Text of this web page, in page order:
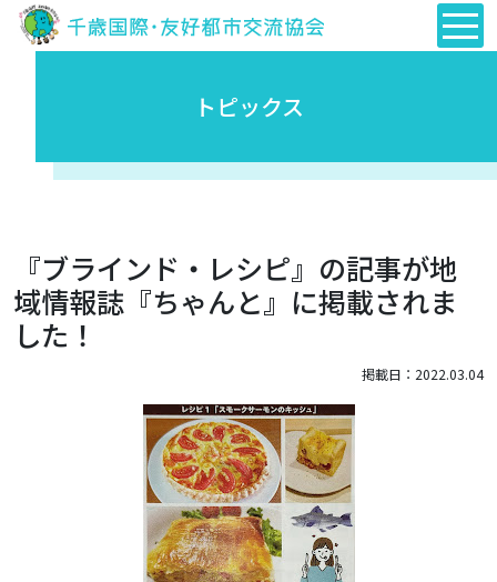
トピックス
『ブラインド・レシピ』の記事が地
域情報誌『ちゃんと』に掲載されま
した！
掲載日：2022.03.04